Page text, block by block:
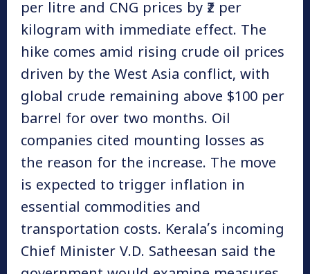
per litre and CNG prices by ₹2 per
kilogram with immediate effect. The
hike comes amid rising crude oil prices
driven by the West Asia conflict, with
global crude remaining above $100 per
barrel for over two months. Oil
companies cited mounting losses as
the reason for the increase. The move
is expected to trigger inflation in
essential commodities and
transportation costs. Kerala’s incoming
Chief Minister V.D. Satheesan said the